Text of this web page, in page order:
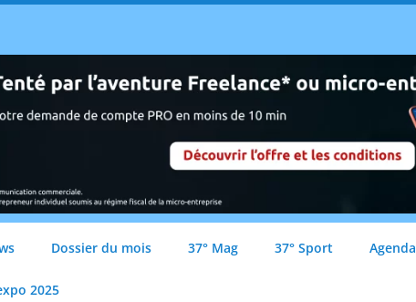
Dossier du mois 37° Mag 37° Sport Agenda
2025